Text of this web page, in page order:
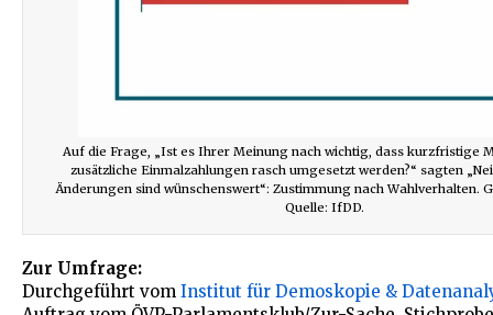
Auf die Frage, „Ist es Ihrer Meinung nach wichtig, dass kurzfristige
zusätzliche Einmalzahlungen rasch umgesetzt werden?“ sagten
Änderungen sind wünschenswert“: Zustimmung nach Wahlverhalten.
Quelle: IfDD.
Zur Umfrage:
Durchgeführt vom Institut für Demoskopie &